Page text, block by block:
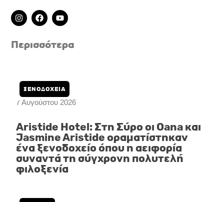
I
n
s
a
F
a
c
b
Y
o
u
u
b
Περισσότερα
7 Αυγούστου 2026
ΞΕΝΟΔΟΧΕΙΑ
Aristide Hotel: Στη Σύρο οι Oana και
Jasmine Aristide οραματίστηκαν
ένα ξενοδοχείο όπου η αειφορία
συναντά τη σύγχρονη πολυτελή
φιλοξενία